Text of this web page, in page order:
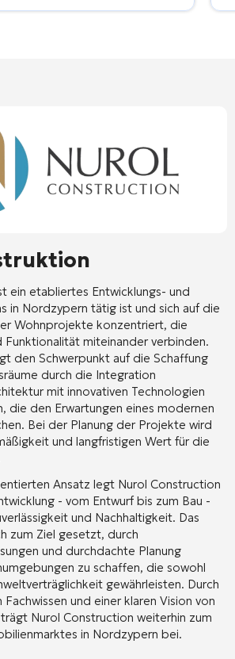
ein etabliertes Entwicklungs- und
in Nordzypern tätig ist und sich auf die
Wohnprojekte konzentriert, die
Funktionalität miteinander verbinden.
den Schwerpunkt auf die Schaffung
durch die Integration
mit innovativen Technologien
die den Erwartungen eines modernen
Bei der Planung der Projekte wird
und langfristigen Wert für die
Ansatz legt Nurol Construction
- vom Entwurf bis zum Bau -
und Nachhaltigkeit. Das
zum Ziel gesetzt, durch
und durchdachte Planung
zu schaffen, die sowohl
gewährleisten. Durch
und einer klaren Vision von
Nurol Construction weiterhin zum
in Nordzypern bei.